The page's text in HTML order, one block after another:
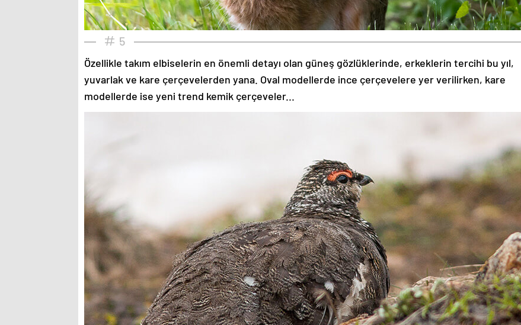
5
Özellikle takım elbiselerin en önemli detayı olan güneş gözlüklerinde, erkeklerin tercihi bu yıl,
yuvarlak ve kare çerçevelerden yana. Oval modellerde ince çerçevelere yer verilirken, kare
modellerde ise yeni trend kemik çerçeveler...